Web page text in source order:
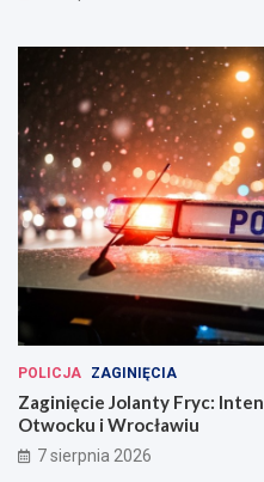
POLICJA ZAGINIĘCIA
Zaginięcie Jolanty Fryc:
Otwocku i Wrocławiu
7 sierpnia 2026